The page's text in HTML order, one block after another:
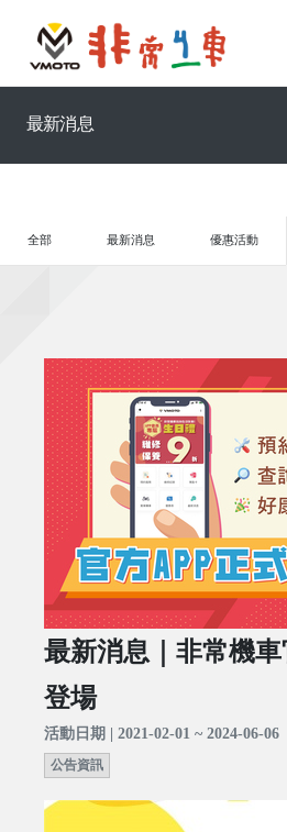
最新消息
全部 最新消息 優惠活動
最新消息｜非常機
登場
活動日期 | 2021-02-01 ~ 2024-06-06
公告資訊